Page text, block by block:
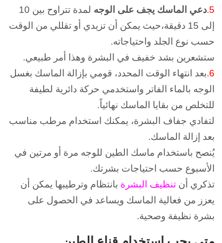
5. دعي الماسك يجف على الوجه
لمدة تتراوح بين 10
إلى 15 دقيقة،حيث يمكن أن تزيدي أو تقللي من الوقت
حسب نوع الجلد واحتياجاته.
ستشعرين بشد خفيف في البشرة وهذا أمر طبيعي.
6. بعد انتهاء الوقت المحدد، قومي بإزالة الماسك بغسل
الوجه بالماء الفاتر واستخدمي حركة دائرية لطيفة
للتخلص من بقايا الماسك نهائياً.
لتفادي جفاف البشرة، يمكنك استخدام مرطب مناسب
بعد إزالة الماسك.
يُنصح باستخدام ماسك الطين للوجه مرة أو مرتين في
الأسبوع حسب احتياجات بشرتك.
تذكري أن تنظيف البشرة بانتظام وترطيبها يمكن أن
يعزز من فعالية الماسك ويساعد في الحصول على
بشرة نظيفة وصحية.